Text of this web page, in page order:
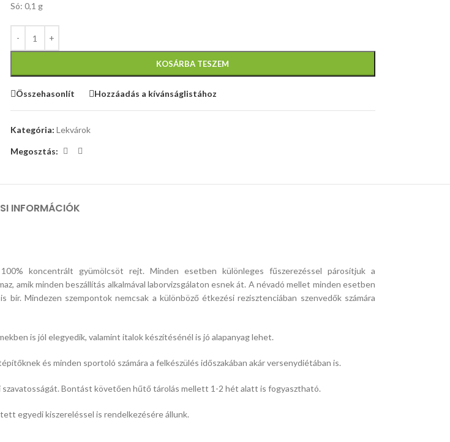
Só: 0,1 g
KOSÁRBA TESZEM
Összehasonlít Hozzáadás a kívánságlistához
Kategória: Lekvárok
Megosztás:
INFORMÁCIÓK
koncentrált gyümölcsöt rejt. Minden esetben különleges fűszerezéssel párosítjuk a
amik minden beszállítás alkalmával laborvizsgálaton esnek át. A névadó mellet minden esetben
Mindezen szempontok nemcsak a különböző étkezési rezisztenciában szenvedők számára
is jól elegyedik, valamint italok készítésénél is jó alapanyag lehet.
és minden sportoló számára a felkészülés időszakában akár versenydiétában is.
Bontást követően hűtő tárolás mellett 1-2 hét alatt is fogyasztható.
egyedi kiszereléssel is rendelkezésére állunk.